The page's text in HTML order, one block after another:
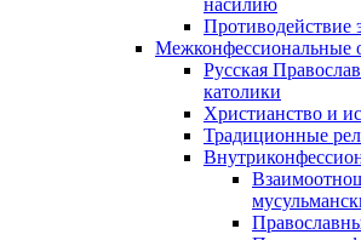
насилию
Противодействие
Межконфессиональные
Русская
католики
Христианство и
Традиционные